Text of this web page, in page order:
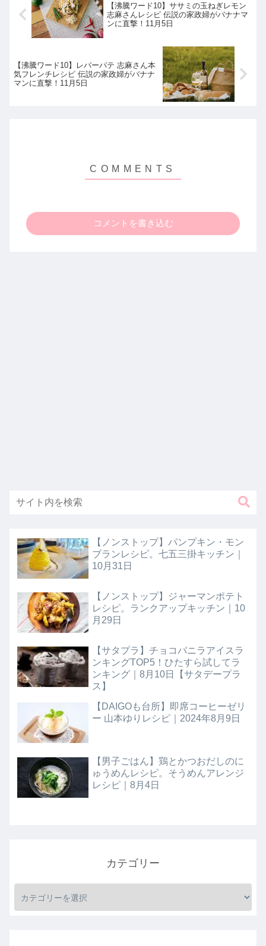
【沸騰ワード10】ササミの玉ねぎレモン
志麻さんレシピ 伝説の家政婦がバナナマ
ンに直撃！11月5日
【沸騰ワード10】レバーパテ 志麻さん本
気フレンチレシピ 伝説の家政婦がバナナ
マンに直撃！11月5日
コメントを書き込む
【ノンストップ】パンプキン・モン
ブランレシピ。七五三掛キッチン｜
10月31日
【ノンストップ】ジャーマンポテト
レシピ。ランクアップキッチン｜10
月29日
【サタプラ】チョコバニラアイスラ
ンキングTOP5！ひたすら試してラ
ンキング｜8月10日【サタデープラ
ス】
【DAIGOも台所】即席コーヒーゼリ
ー 山本ゆりレシピ｜2024年8月9日
【男子ごはん】鶏とかつおだしのに
ゅうめんレシピ。そうめんアレンジ
レシピ｜8月4日
カテゴリー